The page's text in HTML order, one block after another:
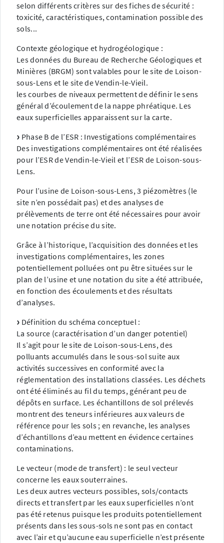
selon différents critères sur des fiches de sécurité :
toxicité, caractéristiques, contamination possible des
sols...
Contexte géologique et hydrogéologique :
Les données du Bureau de Recherche Géologiques et
Minières (BRGM) sont valables pour le site de Loison-
sous-Lens et le site de Vendin-le-Vieil.
les courbes de niveaux permettent de définir le sens
général d’écoulement de la nappe phréatique. Les
eaux superficielles apparaissent sur la carte.
Phase B de l’ESR : Investigations complémentaires
Des investigations complémentaires ont été réalisées
pour l’ESR de Vendin-le-Vieil et l’ESR de Loison-sous-
Lens.
Pour l’usine de Loison-sous-Lens, 3 piézomètres (le
site n’en possédait pas) et des analyses de
prélèvements de terre ont été nécessaires pour avoir
une notation précise du site.
Grâce à l’historique, l’acquisition des données et les
investigations complémentaires, les zones
potentiellement polluées ont pu être situées sur le
plan de l’usine et une notation du site a été attribuée,
en fonction des écoulements et des résultats
d’analyses.
Définition du schéma conceptuel :
La source (caractérisation d’un danger potentiel)
Il s’agit pour le site de Loison-sous-Lens, des
polluants accumulés dans le sous-sol suite aux
activités successives en conformité avec la
réglementation des installations classées. Les déchets
ont été éliminés au fil du temps, générant peu de
dépôts en surface. Les échantillons de sol prélevés
montrent des teneurs inférieures aux valeurs de
référence pour les sols ; en revanche, les analyses
d’échantillons d’eau mettent en évidence certaines
contaminations.
Le vecteur (mode de transfert) : le seul vecteur
concerne les eaux souterraines.
Les deux autres vecteurs possibles, sols/contacts
directs et transfert par les eaux superficielles n’ont
pas été retenus puisque les produits potentiellement
présents dans les sous-sols ne sont pas en contact
avec l’air et qu’aucune eau superficielle n’est présente